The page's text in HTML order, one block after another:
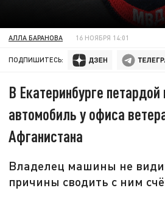
АЛЛА БАРАНОВА 16 НОЯБРЯ 14:01
ПОДПИШИТЕСЬ:
В Екатеринбурге
автомобиль у офиса
Афганистана
Владелец машины не
причины сводить с ним